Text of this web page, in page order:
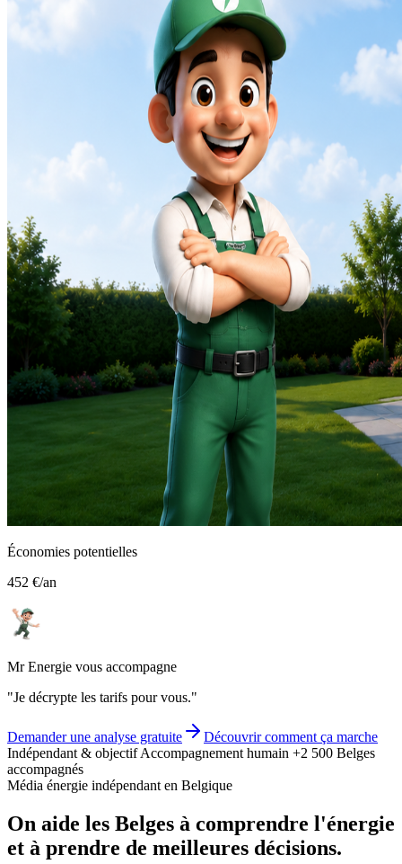
Économies potentielles
452 €/an
Mr Energie vous accompagne
"Je décrypte les tarifs pour vous."
Demander une analyse gratuite
Découvrir comment ça marche
Indépendant & objectifAccompagnement humain +2 500 Belges
accompagnés
Média énergie indépendant en Belgique
On aide les Belges à comprendre l'énergie
et à prendre de meilleures décisions.